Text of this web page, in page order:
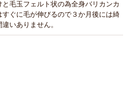
毛玉フェルト状の為全身バリカンカ
ぐに毛が伸びるので３か月後には綺
いありません。